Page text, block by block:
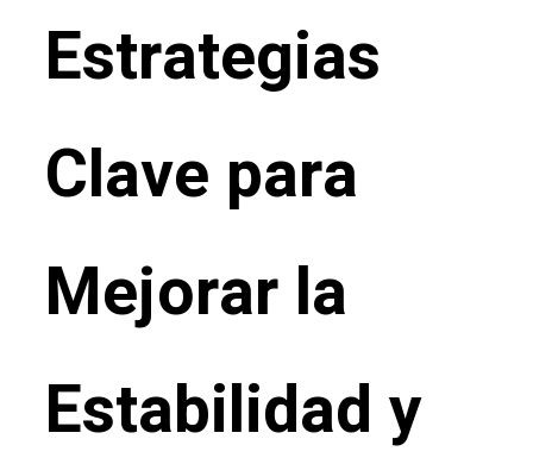
Estrategias
Clave para
Mejorar la
Estabilidad y